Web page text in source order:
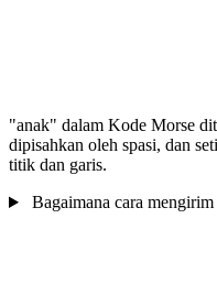
"anak" dalam Kode Morse
dipisahkan oleh spasi, dan
titik dan garis.
Bagaimana cara